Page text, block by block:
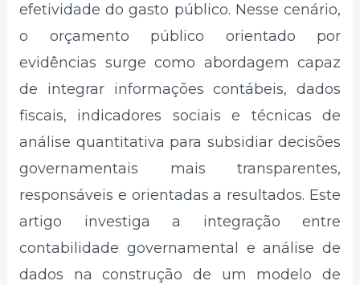
efetividade do gasto público. Nesse cenário,
o orçamento público orientado por
evidências surge como abordagem capaz
de integrar informações contábeis, dados
fiscais, indicadores sociais e técnicas de
análise quantitativa para subsidiar decisões
governamentais mais transparentes,
responsáveis e orientadas a resultados. Este
artigo investiga a integração entre
contabilidade governamental e análise de
dados na construção de um modelo de